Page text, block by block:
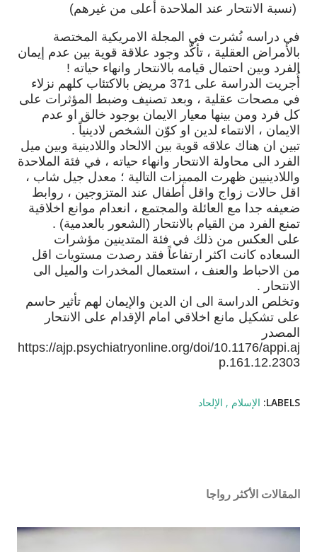
(نسبة الانتحار عند الملاحدة أعلى من غيرهم)
في دراسه نُشرت في المجلة الامريكية المختصة
بالأمراض العقلية ، تأكَّد وجود علاقة قوية بين عدم إيمان
الفرد وبين احتمال قيامه بالانتحار وانهاء حياته !
أُجريت الدراسة على مريض بالاكتئاب كلهم نزلاء
في مصحات عقلية ، وبعد تصنيف وضبط المؤثرات على
كل فرد ومن بينها معيار الايمان بوجود خالق او عدم
الايمان ، الانتماء لدين او كوّن الشخص لادينياً .
تبين ان هناك علاقه قوية بين الالحاد واللادينية وبين ميل
الفرد الى محاولة الانتحار وانهاء حياته ، في فئة الملاحدة
واللادينيين ظهرت المميزات التالية ؛ معدل جيل شاب ،
اقل حالات زواج واقل أطفال عند المتزوجين ، روابط
ضعيفه جدا مع العائلة والمجتمع ، انعدام موانع اخلاقية
تمنع الفرد من القيام بالانتحار ( الشعور بالعدمية) .
على العكس من ذلك في فئة المتدينين مؤشرات
السعاده كانت اكثر ارتفاعاً فقد رصدت مستويات اقل
من الاحباط والعنف ، استعمال المخدرات والميل الى
الانتحار .
وتخلص الدراسة الى ان الدين والإيمان لهم تأثير حاسم
على تشكيل مانع اخلاقي امام الإقدام على الانتحار
المصدر
https://ajp.psychiatryonline.org/doi/10.1176/appi.aj
p.161.12.2303
LABELS: الإسلام الإلحاد
المقالات الأكثر رواجا